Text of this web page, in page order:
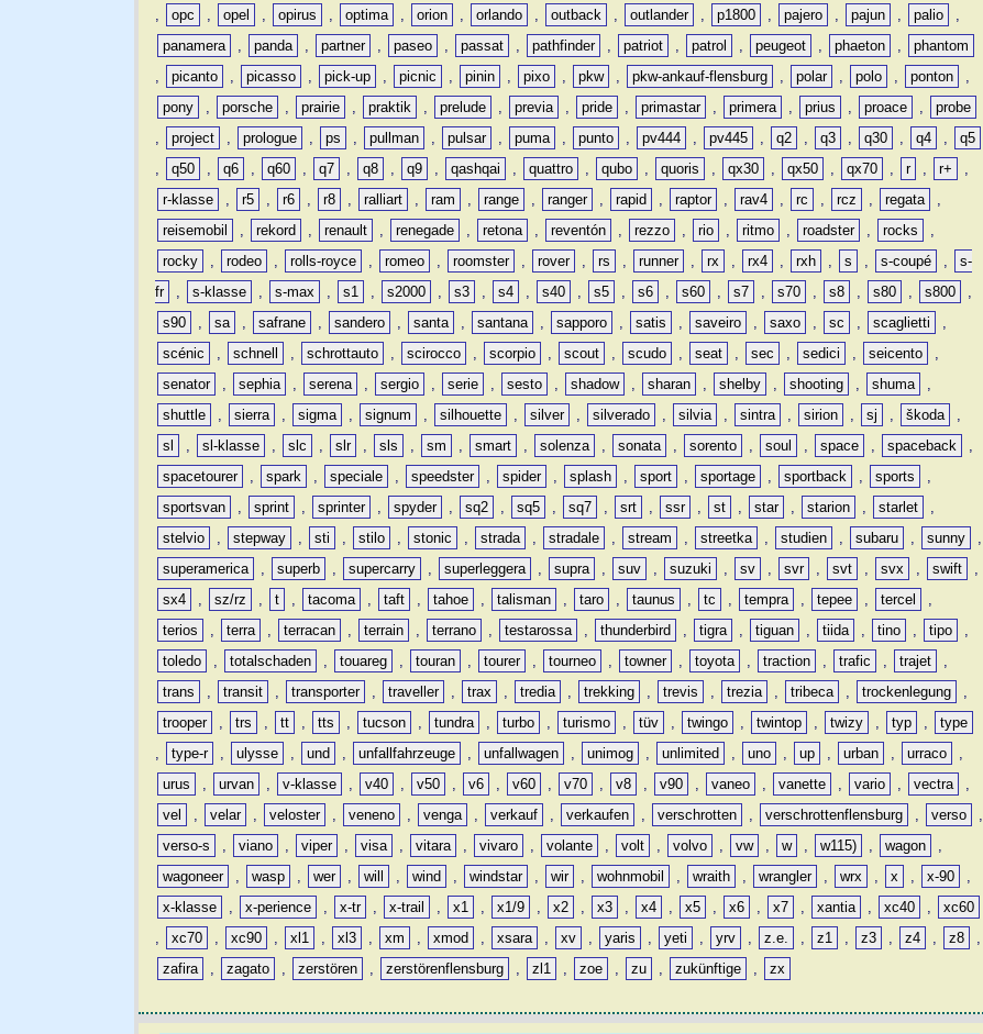
,
opc , opel , opirus , optima , orion , orlando , outback , outlander , p1800 , pajero , pajun , palio
,
panamera
, panda , partner , paseo , passat , pathfinder , patriot , patrol , peugeot , phaeton ,
phantom
,
picanto , picasso , pick-up , picnic , pinin , pixo , pkw , pkw-ankauf-flensburg , polar , polo , ponton
,
pony
, porsche , prairie , praktik , prelude , previa , pride , primastar , primera , prius , proace ,
probe
,
project , prologue , ps , pullman , pulsar , puma , punto , pv444 , pv445 , q2 , q3 , q30 , q4 ,
q5
,
q50 , q6 , q60 , q7 , q8 , q9 , qashqai , quattro , qubo , quoris , qx30 , qx50 , qx70 , r , r+
,
r-klasse
, r5 , r6 , r8 , ralliart , ram , range , ranger , rapid , raptor , rav4 , rc , rcz , regata
,
reisemobil
, rekord , renault , renegade , retona , reventón , rezzo , rio , ritmo , roadster , rocks
,
rocky
, rodeo , rolls-royce , romeo , roomster , rover , rs , runner , rx , rx4 , rxh , s , s-coupé ,
s-
fr
, s-klasse , s-max , s1 , s2000 , s3 , s4 , s40 , s5 , s6 , s60 , s7 , s70 , s8 , s80 , s800
,
s90
, sa , safrane , sandero , santa , santana , sapporo , satis , saveiro , saxo , sc , scaglietti
,
scénic
, schnell , schrottauto , scirocco , scorpio , scout , scudo , seat , sec , sedici , seicento
,
senator
, sephia , serena , sergio , serie , sesto , shadow , sharan , shelby , shooting , shuma
,
shuttle
, sierra , sigma , signum , silhouette , silver , silverado , silvia , sintra , sirion , sj , škoda
,
sl
, sl-klasse , slc , slr , sls , sm , smart , solenza , sonata , sorento , soul , space , spaceback
,
spacetourer
, spark , speciale , speedster , spider , splash , sport , sportage , sportback , sports
,
sportsvan
, sprint , sprinter , spyder , sq2 , sq5 , sq7 , srt , ssr , st , star , starion , starlet
,
stelvio
, stepway , sti , stilo , stonic , strada , stradale , stream , streetka , studien , subaru , sunny
,
superamerica
, superb , supercarry , superleggera , supra , suv , suzuki , sv , svr , svt , svx , swift
,
sx4
, sz/rz , t , tacoma , taft , tahoe , talisman , taro , taunus , tc , tempra , tepee , tercel
,
terios
, terra , terracan , terrain , terrano , testarossa , thunderbird , tigra , tiguan , tiida , tino , tipo
,
toledo
, totalschaden , touareg , touran , tourer , tourneo , towner , toyota , traction , trafic , trajet
,
trans
, transit , transporter , traveller , trax , tredia , trekking , trevis , trezia , tribeca , trockenlegung
,
trooper
, trs , tt , tts , tucson , tundra , turbo , turismo , tüv , twingo , twintop , twizy , typ ,
type
,
type-r , ulysse , und , unfallfahrzeuge , unfallwagen , unimog , unlimited , uno , up , urban , urraco
,
urus
, urvan , v-klasse , v40 , v50 , v6 , v60 , v70 , v8 , v90 , vaneo , vanette , vario , vectra
,
vel
, velar , veloster , veneno , venga , verkauf , verkaufen , verschrotten , verschrottenflensburg , verso
,
verso-s
, viano , viper , visa , vitara , vivaro , volante , volt , volvo , vw , w , w115) , wagon
,
wagoneer
, wasp , wer , will , wind , windstar , wir , wohnmobil , wraith , wrangler , wrx , x , x-90
,
x-klasse
, x-perience , x-tr , x-trail , x1 , x1/9 , x2 , x3 , x4 , x5 , x6 , x7 , xantia , xc40 ,
xc60
,
xc70 , xc90 , xl1 , xl3 , xm , xmod , xsara , xv , yaris , yeti , yrv , z.e. , z1 , z3 , z4 , z8
,
zafira
, zagato , zerstören , zerstörenflensburg , zl1 , zoe , zu , zukünftige , zx